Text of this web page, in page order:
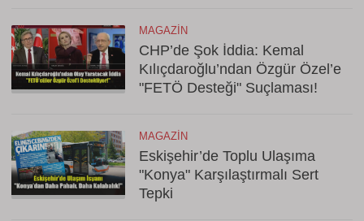
MAGAZIN
CHP’de Şok İddia: Kemal
Kılıçdaroğlu’ndan Özgür Özel’e
"FETÖ Desteği" Suçlaması!
MAGAZIN
Eskişehir’de Toplu Ulaşıma
"Konya" Karşılaştırmalı Sert
Tepki